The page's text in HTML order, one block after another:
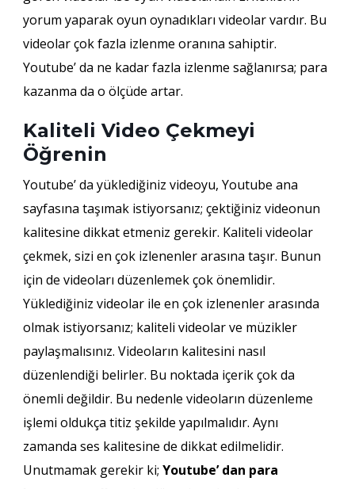
yorum yaparak oyun oynadıkları videolar vardır. Bu
videolar çok fazla izlenme oranına sahiptir.
Youtube’ da ne kadar fazla izlenme sağlanırsa; para
kazanma da o ölçüde artar.
Kaliteli Video Çekmeyi
Öğrenin
Youtube’ da yüklediğiniz videoyu, Youtube ana
sayfasına taşımak istiyorsanız; çektiğiniz videonun
kalitesine dikkat etmeniz gerekir. Kaliteli videolar
çekmek, sizi en çok izlenenler arasına taşır. Bunun
için de videoları düzenlemek çok önemlidir.
Yüklediğiniz videolar ile en çok izlenenler arasında
olmak istiyorsanız; kaliteli videolar ve müzikler
paylaşmalısınız. Videoların kalitesini nasıl
düzenlendiği belirler. Bu noktada içerik çok da
önemli değildir. Bu nedenle videoların düzenleme
işlemi oldukça titiz şekilde yapılmalıdır. Aynı
zamanda ses kalitesine de dikkat edilmelidir.
Unutmamak gerekir ki; Youtube’ dan para